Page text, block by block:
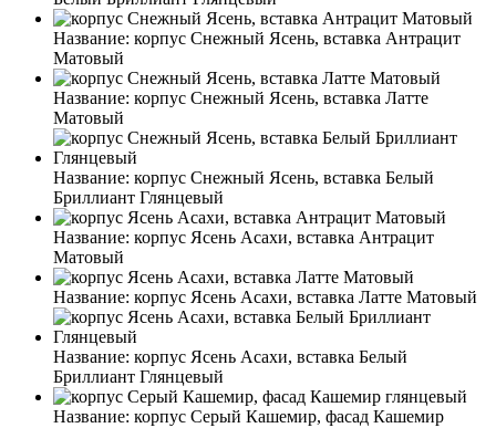
Название: корпус Снежный Ясень, вставка Антрацит
Матовый
Название: корпус Снежный Ясень, вставка Латте
Матовый
Название: корпус Снежный Ясень, вставка Белый
Бриллиант Глянцевый
Название: корпус Ясень Асахи, вставка Антрацит
Матовый
Название: корпус Ясень Асахи, вставка Латте Матовый
Название: корпус Ясень Асахи, вставка Белый
Бриллиант Глянцевый
Название: корпус Серый Кашемир, фасад Кашемир